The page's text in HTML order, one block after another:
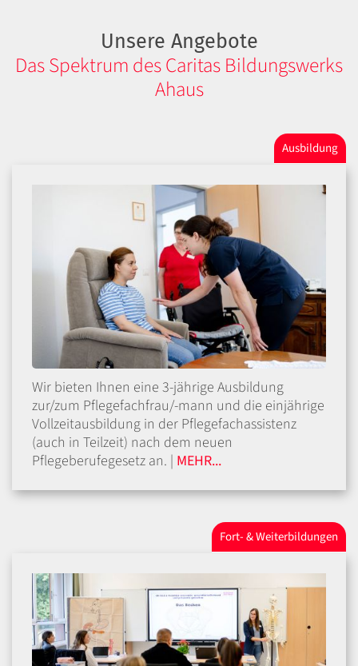
Unsere Angebote
Das Spektrum des Caritas Bildungswerks
Ahaus
Ausbildung
Wir bieten Ihnen eine 3-jährige Ausbildung
zur/zum Pflegefachfrau/-mann und die einjährige
Vollzeitausbildung in der Pflegefachassistenz
(auch in Teilzeit) nach dem neuen
Pflegeberufegesetz an. | MEHR...
Fort- & Weiterbildungen